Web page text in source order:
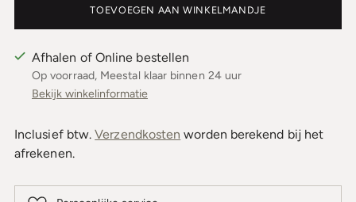
TOEVOEGEN AAN WINKELMANDJE
Afhalen of Online bestellen
Op voorraad, Meestal klaar binnen 24 uur
Bekijk winkelinformatie
Inclusief btw.Verzendkosten worden berekend bij het
afrekenen.